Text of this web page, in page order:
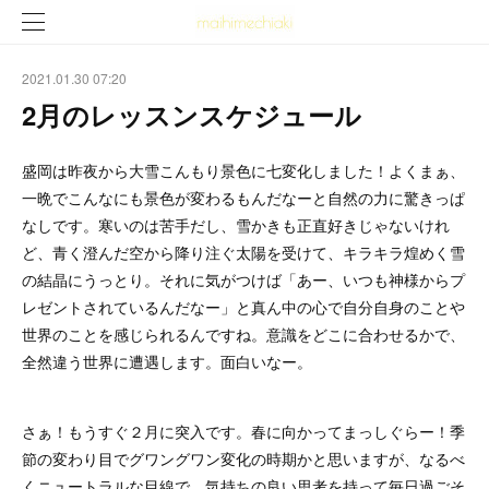
2021.01.30 07:20
2月のレッスンスケジュール
盛岡は昨夜から大雪こんもり景色に七変化しました！よくまぁ、
一晩でこんなにも景色が変わるもんだなーと自然の力に驚きっぱ
なしです。寒いのは苦手だし、雪かきも正直好きじゃないけれ
ど、青く澄んだ空から降り注ぐ太陽を受けて、キラキラ煌めく雪
の結晶にうっとり。それに気がつけば「あー、いつも神様からプ
レゼントされているんだなー」と真ん中の心で自分自身のことや
世界のことを感じられるんですね。意識をどこに合わせるかで、
全然違う世界に遭遇します。面白いなー。
さぁ！もうすぐ２月に突入です。春に向かってまっしぐらー！季
節の変わり目でグワングワン変化の時期かと思いますが、なるべ